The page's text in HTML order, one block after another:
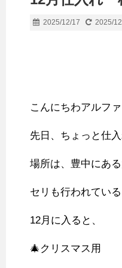
2025/12/17 2025/
こんにちわアルフ
先日、ちょっと仕
場所は、豊中にあ
セリも行われてい
12月に入ると、
🎄クリスマス用